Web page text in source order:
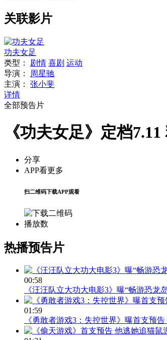
关联影片
功夫女足
类型：
剧情 喜剧 运动
导演：
周星驰
主演：
张小斐
详情
全部预告片
《功夫女足》定档
分享
APP看更多
扫二维码下载APP观看
播放数
热播预告片
00:58
《汪汪队立大功大电影3》曝“畅游恐龙
01:59
《勇敢者游戏3：失控世界》曝首支预